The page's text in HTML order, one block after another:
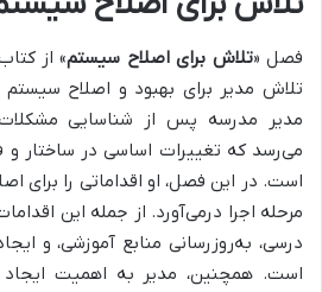
فصل «تلاش برای اصلاح سیستم» از
تلاش مدیر برای بهبود و اصلاح سیستم
مدیر مدرسه پس از شناسایی
می‌رسد که تغییرات اساسی در ساختار و
است. در این فصل، او اقداماتی را برای
مرحله اجرا درمی‌آورد. از جمله این
درسی، به‌روزرسانی منابع آموزشی، و
است. همچنین، مدیر به اهمیت